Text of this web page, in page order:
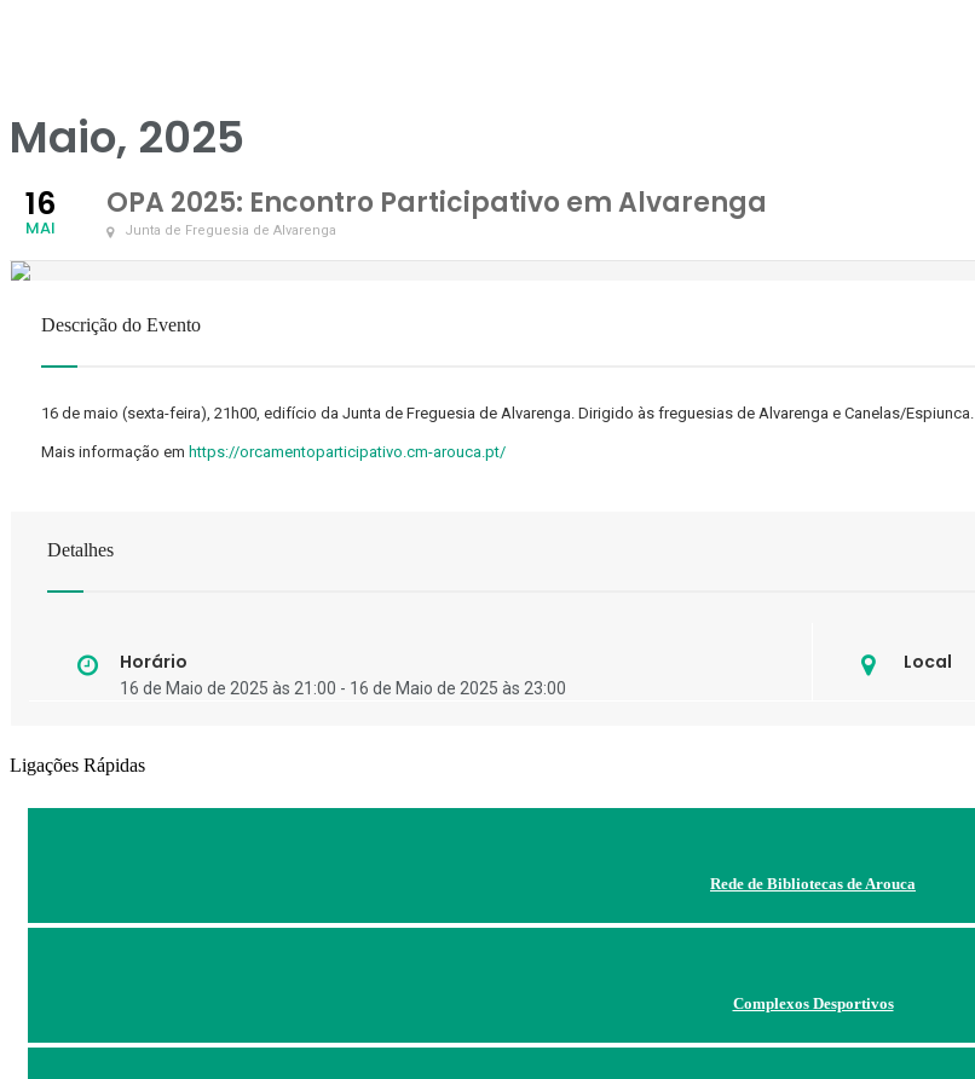
Maio, 2025
16
MAI
OPA 2025: Encontro Participativo em Alvarenga
Junta de Freguesia de Alvarenga
Descrição do Evento
16 de maio (sexta-feira), 21h00, edifício da Junta de Freguesia de Alvarenga. Dirigido às freguesias de Alvarenga e Canelas/Espiunca.
Mais informação em https://orcamentoparticipativo.cm-arouca.pt/
Detalhes
Horário
16 de Maio de 2025 às 21:00 - 16 de Maio de 2025 às 23:00
Local
Ligações Rápidas
Rede de Bibliotecas de Arouca
Complexos Desportivos